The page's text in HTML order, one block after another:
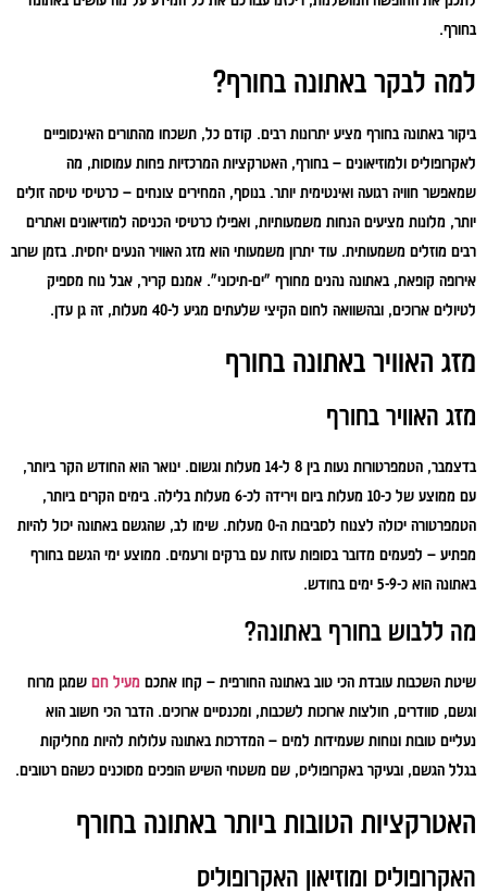
בחורף.
למה לבקר באתונה בחורף?
ביקור באתונה בחורף מציע יתרונות רבים. קודם כל, תשכחו מהתורים האינסופיים
לאקרופוליס ולמוזיאונים – בחורף, האטרקציות המרכזיות פחות עמוסות, מה
שמאפשר חוויה רגועה ואינטימית יותר. בנוסף, המחירים צונחים – כרטיסי טיסה זולים
יותר, מלונות מציעים הנחות משמעותיות, ואפילו כרטיסי הכניסה למוזיאונים ואתרים
רבים מוזלים משמעותית. עוד יתרון משמעותי הוא מזג האוויר הנעים יחסית. בזמן שרוב
אירופה קופאת, באתונה נהנים מחורף "ים-תיכוני". אמנם קריר, אבל נוח מספיק
לטיולים ארוכים, ובהשוואה לחום הקיצי שלעתים מגיע ל-40 מעלות, זה גן עדן.
מזג האוויר באתונה בחורף
מזג האוויר בחורף
בדצמבר, הטמפרטורות נעות בין 8 ל-14 מעלות וגשום. ינואר הוא החודש הקר ביותר,
עם ממוצע של כ-10 מעלות ביום וירידה לכ-6 מעלות בלילה. בימים הקרים ביותר,
הטמפרטורה יכולה לצנוח לסביבות ה-0 מעלות. שימו לב, שהגשם באתונה יכול להיות
מפתיע – לפעמים מדובר בסופות עזות עם ברקים ורעמים. ממוצע ימי הגשם בחורף
באתונה הוא כ-5-9 ימים בחודש.
מה ללבוש בחורף באתונה?
שיטת השכבות עובדת הכי טוב באתונה החורפית – קחו אתכם מעיל חם שמגן מרוח
וגשם, סוודרים, חולצות ארוכות לשכבות, ומכנסיים ארוכים. הדבר הכי חשוב הוא
נעליים טובות ונוחות שעמידות למים – המדרכות באתונה עלולות להיות מחליקות
בגלל הגשם, ובעיקר באקרופוליס, שם משטחי השיש הופכים מסוכנים כשהם רטובים.
האטרקציות הטובות ביותר באתונה בחורף
האקרופוליס ומוזיאון האקרופוליס